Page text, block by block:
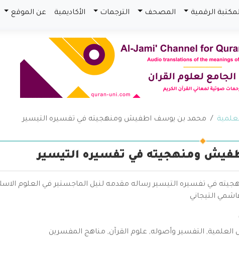
الرقمية المصحف الترجمات الأكاديمية عن الموقع
محمد بن يوسف اطفيش ومنهجيته في تفسيره التيسير
ومنهجيته في تفسيره التيسير
في تفسيره التيسير رساله مقدمه لنيل الماجستير في العلوم
التيجاني
العلمية, التفسير وأصوله, علوم القرآن, مناهج المفسرين